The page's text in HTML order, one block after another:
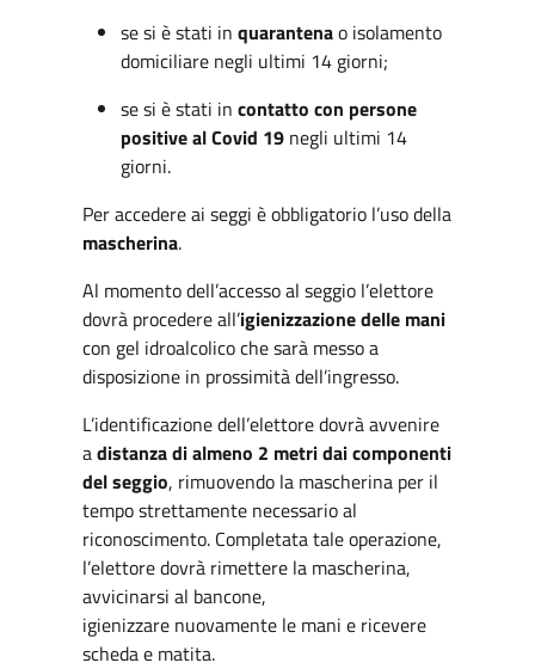
se si è stati in quarantenao isolamento
domiciliare negli ultimi 14 giorni;
se si è stati in contatto con persone
positive al Covid 19 negli ultimi 14
giorni.
Per accedere ai seggi è obbligatorio l’uso della
mascherina.
Al momento dell’accesso al seggio l’elettore
dovrà procedere all’igienizzazione delle mani
con gel idroalcolico che sarà messo a
disposizione in prossimità dell’ingresso.
L’identificazione dell’elettore dovrà avvenire
adistanza di almeno 2 metri dai componenti
del seggio, rimuovendo la mascherina per il
tempo strettamente necessario al
riconoscimento. Completata tale operazione,
l’elettore dovrà rimettere la mascherina,
avvicinarsi al bancone,
igienizzare nuovamente le mani e ricevere
scheda e matita.